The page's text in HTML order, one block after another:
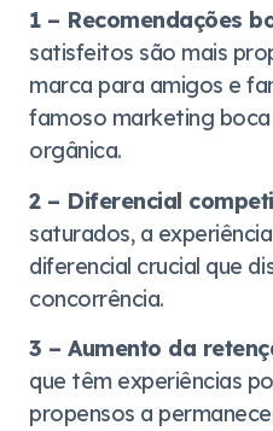
1 – Recomendações
satisfeitos são mais
marca para amigos e
famoso marketing
orgânica.
2 – Diferencial
saturados, a
diferencial crucial que
concorrência.
3 – Aumento da
que têm experiências
propensos a